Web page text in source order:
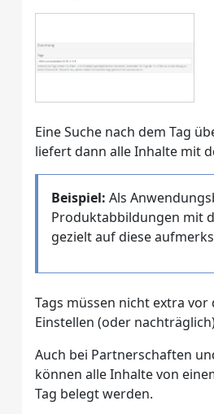
Eine Suche nach dem Tag
liefert dann alle Inhalte mit
Beispiel: Als
Produktabbildungen mit
gezielt auf diese
Tags müssen nicht extra
Einstellen (oder
Auch bei Partnerschaften
können alle Inhalte von
Tag belegt werden.